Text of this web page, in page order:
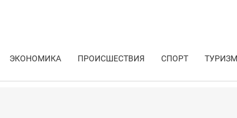
ЭКОНОМИКА ПРОИСШЕСТВИЯ СПОРТ ТУРИЗМ